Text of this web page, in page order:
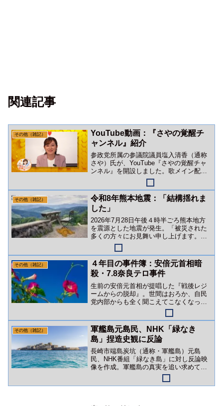
関連記事
その他（雑記）
YouTube動画：『さやの覚醒チ
ャンネル』紹介
参政党所属の参議院議員塩入清香（通称
さや）氏が、YouTube『さやの覚醒チャ
ンネル』を開設しました。歌メイン配信
の『チャンネルさや』とともにチャンネ
ル登録高評価よろしくね！
その他（雑記）
令和8年熊本地震：「結構揺れま
した」
2026年7月28日午後４時半ごろ熊本地方
を震源とした地震が発生。「被災された
多くの方々にお見舞い申し上げます。」
幸い、タヌキ一家には被害はありません
でした。
その他（雑記）
４年目の事件簿：安倍元首相暗
殺・7.8奈良テロ事件
生前の安倍元首相が提唱した『戦後レジ
ームからの脱却』。世間はおろか、自民
党内部からも全く聞こえてこなくなって
います。暗殺から４年。日本は高市政権
下で加速度的に属国固定化されようとし
ています。
その他（雑記）
軍艦島元島民、NHK「緑なき
島」捏造史観に反論
長崎市端島炭坑（通称・軍艦島）元島
民、NHK番組「緑なき島」に対し反論映
像を作成。軍艦島の真実を追い求めて～
報道の噓と戦い続ける元島民たち～